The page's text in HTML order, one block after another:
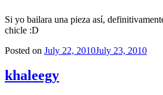
Si yo bailara una pieza así,
chicle :D
Posted on July 22, 2010July 23, 2010
khaleegy